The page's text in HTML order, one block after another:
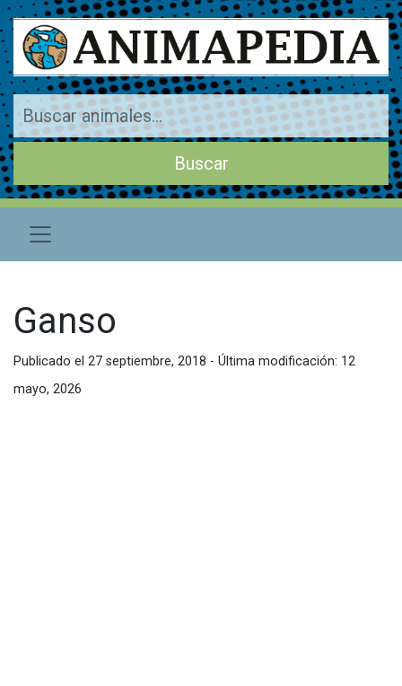
Ganso
Publicado el 27 septiembre, 2018 - Última modificación: 12
mayo, 2026